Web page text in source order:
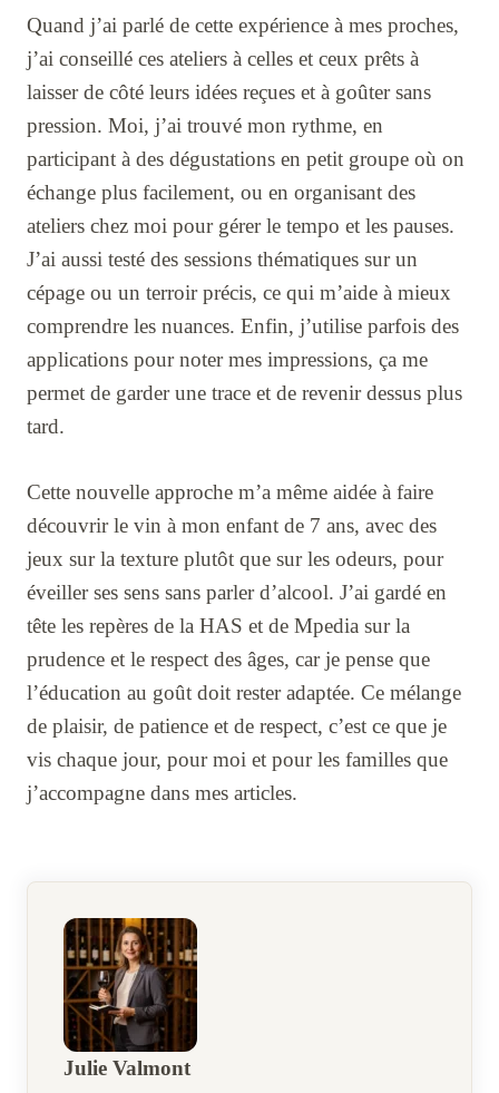
Quand j’ai parlé de cette expérience à mes proches,
j’ai conseillé ces ateliers à celles et ceux prêts à
laisser de côté leurs idées reçues et à goûter sans
pression. Moi, j’ai trouvé mon rythme, en
participant à des dégustations en petit groupe où on
échange plus facilement, ou en organisant des
ateliers chez moi pour gérer le tempo et les pauses.
J’ai aussi testé des sessions thématiques sur un
cépage ou un terroir précis, ce qui m’aide à mieux
comprendre les nuances. Enfin, j’utilise parfois des
applications pour noter mes impressions, ça me
permet de garder une trace et de revenir dessus plus
tard.
Cette nouvelle approche m’a même aidée à faire
découvrir le vin à mon enfant de 7 ans, avec des
jeux sur la texture plutôt que sur les odeurs, pour
éveiller ses sens sans parler d’alcool. J’ai gardé en
tête les repères de la HAS et de Mpedia sur la
prudence et le respect des âges, car je pense que
l’éducation au goût doit rester adaptée. Ce mélange
de plaisir, de patience et de respect, c’est ce que je
vis chaque jour, pour moi et pour les familles que
j’accompagne dans mes articles.
Julie Valmont